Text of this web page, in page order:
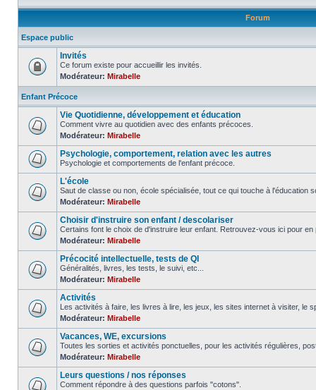
Forum
Espace public
Invités
Ce forum existe pour accueillir les invités.
Modérateur: Mirabelle
Enfant Précoce
Vie Quotidienne, développement et éducation
Comment vivre au quotidien avec des enfants précoces.
Modérateur: Mirabelle
Psychologie, comportement, relation avec les autres
Psychologie et comportements de l'enfant précoce.
L'école
Saut de classe ou non, école spécialisée, tout ce qui touche à l'éducation
Modérateur: Mirabelle
Choisir d'instruire son enfant / descolariser
Certains font le choix de d'instruire leur enfant. Retrouvez-vous ici pour en
Modérateur: Mirabelle
Précocité intellectuelle, tests de QI
Généralités, livres, les tests, le suivi, etc...
Modérateur: Mirabelle
Activités
Les activités à faire, les livres à lire, les jeux, les sites internet à visiter, le
Modérateur: Mirabelle
Vacances, WE, excursions
Toutes les sorties et activités ponctuelles, pour les activités régulières,
Modérateur: Mirabelle
Leurs questions / nos réponses
Comment répondre à des questions parfois "cotons".